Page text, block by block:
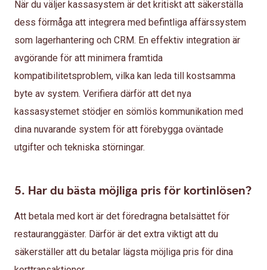
När du väljer kassasystem är det kritiskt att säkerställa
dess förmåga att integrera med befintliga affärssystem
som lagerhantering och CRM. En effektiv integration är
avgörande för att minimera framtida
kompatibilitetsproblem, vilka kan leda till kostsamma
byte av system. Verifiera därför att det nya
kassasystemet stödjer en sömlös kommunikation med
dina nuvarande system för att förebygga oväntade
utgifter och tekniska störningar.
5. Har du bästa möjliga pris för kortinlösen?
Att betala med kort är det föredragna betalsättet för
restauranggäster. Därför är det extra viktigt att du
säkerställer att du betalar lägsta möjliga pris för dina